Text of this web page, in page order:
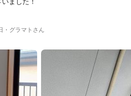
・グラマトさん